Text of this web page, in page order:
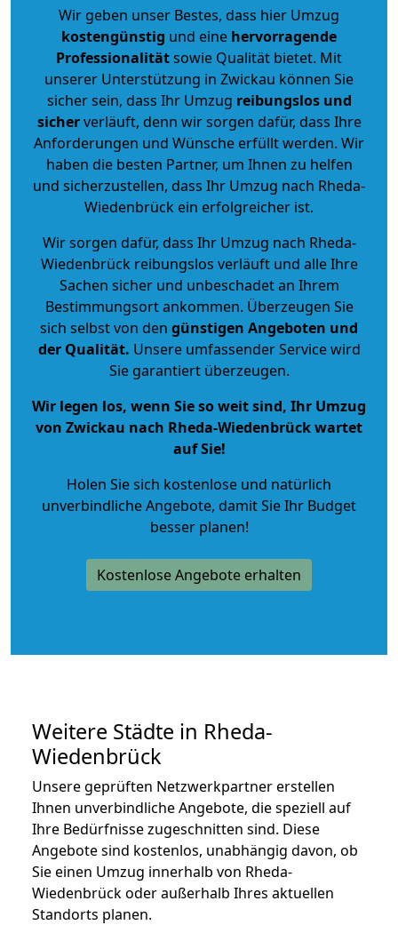
Wir geben unser Bestes, dass hier Umzug
kostengünstig und eine hervorragende
Professionalitätsowie Qualität bietet. Mit
unserer Unterstützung in Zwickau können Sie
sicher sein, dass Ihr Umzug reibungslos und
sicherverläuft, denn wir sorgen dafür, dass Ihre
Anforderungen und Wünsche erfüllt werden. Wir
haben die besten Partner, um Ihnen zu helfen
und sicherzustellen, dass Ihr Umzug nach Rheda-
Wiedenbrück ein erfolgreicher ist.
Wir sorgen dafür, dass Ihr Umzug nach Rheda-
Wiedenbrück reibungslos verläuft und alle Ihre
Sachen sicher und unbeschadet an Ihrem
Bestimmungsort ankommen. Überzeugen Sie
sich selbst von den günstigen Angeboten und
der Qualität. Unsere umfassender Service wird
Sie garantiert überzeugen.
Wir legen los, wenn Sie so weit sind, Ihr Umzug
von Zwickau nach Rheda-Wiedenbrück wartet
auf Sie!
Holen Sie sich kostenlose und natürlich
unverbindliche Angebote, damit Sie Ihr Budget
besser planen!
Kostenlose Angebote erhalten
Weitere Städte in Rheda-
Wiedenbrück
Unsere geprüften Netzwerkpartner erstellen
Ihnen unverbindliche Angebote, die speziell auf
Ihre Bedürfnisse zugeschnitten sind. Diese
Angebote sind kostenlos, unabhängig davon, ob
Sie einen Umzug innerhalb von Rheda-
Wiedenbrück oder außerhalb Ihres aktuellen
Standorts planen.